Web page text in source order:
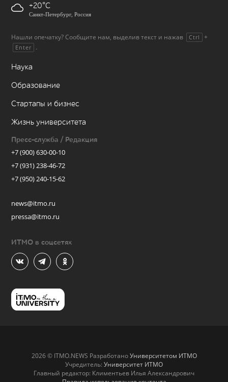
+20
Санкт-Петербург, Россия
Нашли опечатку? Сообщите нам, выделив текст и нажав Ctrl +
Enter .
Наука
Образование
Стартапы и бизнес
Жизнь университета
Пресс-служба / Редакция
+7 (900) 630-00-10
+7 (931) 238-46-72
+7 (950) 240-15-62
news@itmo.ru
pressa@itmo.ru
ИТМО в соцсетях
2026 © ITMO.NEWS РазработаноУниверситетом ИТМО
Учредитель: Университет ИТМО
Главный редактор: Климентьев Илья Александрович